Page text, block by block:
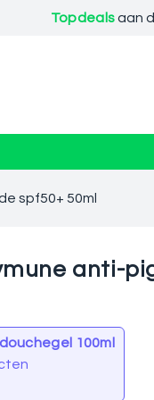
Topdealsaan
spf50+ 50ml
anti-
100ml